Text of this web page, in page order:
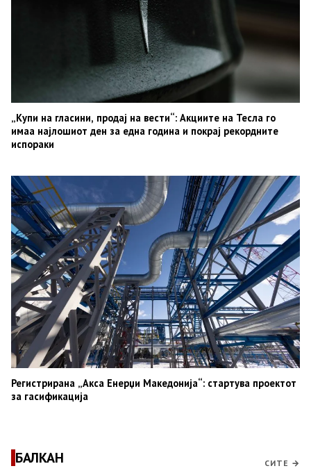
„Купи на гласини, продај на вести“: Акциите на Тесла го
имаа најлошиот ден за една година и покрај рекордните
испораки
Регистрирана „Акса Енерџи Македонија“: стартува проектот
за гасификација
БАЛКАН СИТЕ →